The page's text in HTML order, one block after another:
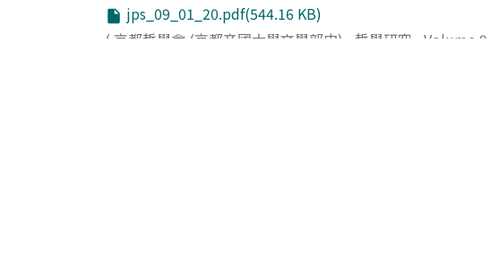
jps_09_01_20.pdf(544.16 KB)
( 京都哲學會 (京都帝國大學文學部内) 哲學研究 Volume 9